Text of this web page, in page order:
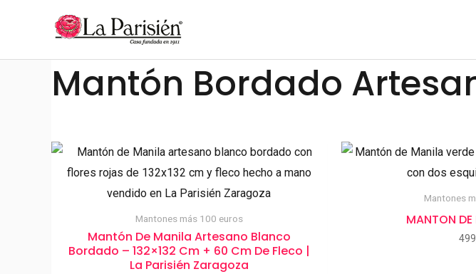
Mantón Bordado
Mantones más 100 euros
Mantón De Manila Artesano Blanco
Bordado – 132×132 Cm + 60 Cm De Fleco |
La Parisién Zaragoza
Mantones
MANTON